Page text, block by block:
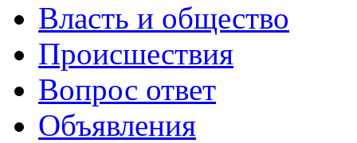
Власть и общество
Происшествия
Вопрос ответ
Объявления